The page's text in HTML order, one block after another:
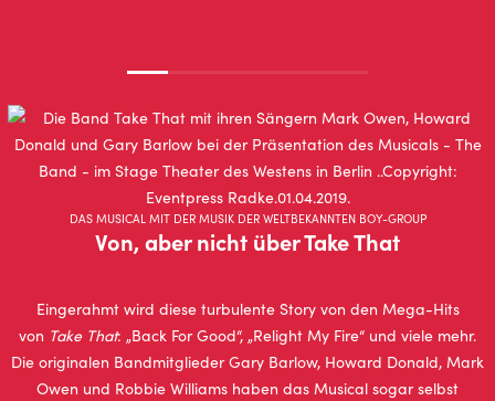
DAS MUSICAL MIT DER MUSIK DER WELTBEKANNTEN BOY-GROUP
Von, aber nicht über Take That
Eingerahmt wird diese turbulente Story von den Mega-Hits
von Take That: „Back For Good“, „Relight My Fire“ und viele mehr.
Die originalen Bandmitglieder Gary Barlow, Howard Donald, Mark
Owen und Robbie Williams haben das Musical sogar selbst